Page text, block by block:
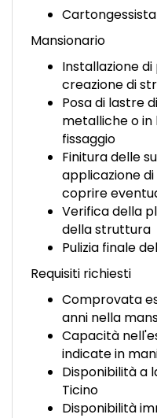
IT
DE
ES
PT
Cartongessista
Mansionario
Installazione
creazione di
Posa di lastre
metalliche o
fissaggio
Finitura delle
applicazione
coprire
Verifica della
della struttura
Pulizia finale
Requisiti richiesti
Comprovata
anni nella
Capacità
indicate in
Disponibilità a
Ticino
Disponibilità